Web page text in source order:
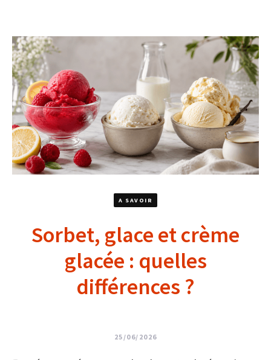
A SAVOIR
Sorbet, glace et crème
glacée : quelles
différences ?
25/06/2026